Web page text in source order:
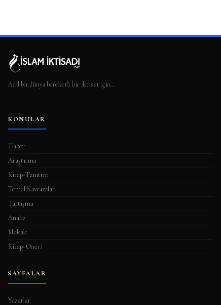
Adil bir dünya bereketli bir iktisat için…
KONULAR
Haber
Araştırma
Kitap-Tanıtım
Temel Kavramlar
Tartışma
Analiz
Makale
Kitap-Öneri
SAYFALAR
Yazarlar